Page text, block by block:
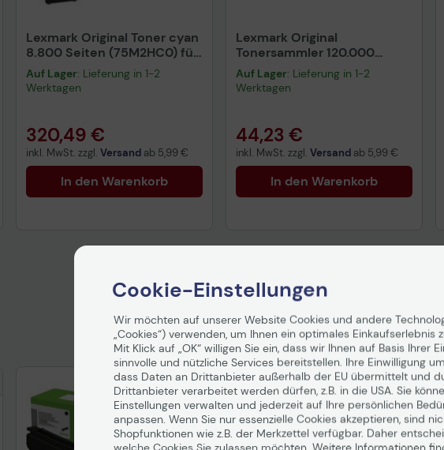
Lexmark Original Toner cyan
8.800 Seiten (75M2HC0) für
CX532adwe
Auf Lager: Lieferung in 1-2
Werktagen
320,49 €
inkl. MwSt. zzgl. Versand ab 5,99 €
In den Warenkorb
Lexmark Original
Tonersammler 120.000
Seiten (77L0W00) für
CS963, CX833
Auf Lager: Lieferung in 1-2
Werktagen
44,23 €
inkl. MwSt. zzgl. Versand ab 5,99 €
In den Warenkorb
Cookie-Einstellungen
Wir möchten auf unserer Website Cookies und andere
„Cookies“) verwenden, um Ihnen ein optimales Einkaufserlebnis
Mit Klick auf „OK“ willigen Sie ein, dass wir Ihnen auf Basis Ihrer
sinnvolle und nützliche Services bereitstellen. Ihre Einwilligung
dass Daten an Drittanbieter außerhalb der EU übermittelt und
Drittanbieter verarbeitet werden dürfen, z.B. in die USA. Sie
Einstellungen verwalten und jederzeit auf Ihre persönlichen
anpassen. Wenn Sie nur essenzielle Cookies akzeptieren, sind
Shopfunktionen wie z.B. der Merkzettel verfügbar. Daher